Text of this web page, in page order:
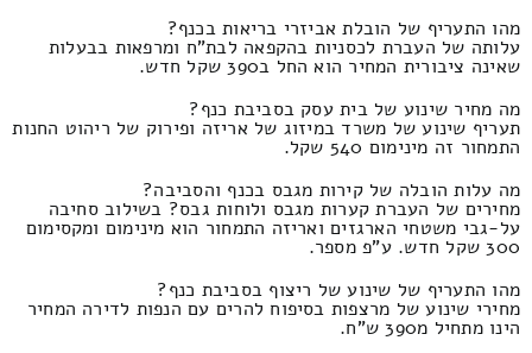
מהו התעריף של הובלת אביזרי בריאות בכנף?
עלותה של העברת לכסניות בהקפאה לבת"ח ומרפאות בבעלות
שאינה ציבורית המחיר הוא החל ב390 שקל חדש.
מה מחיר שינוע של בית עסק בסביבת כנף?
תעריף שינוע של משרד במיזוג של אריזה ופירוק של ריהוט החנות
התמחור זה מינימום 540 שקל.
מה עלות הובלה של קירות מגבס בכנף והסביבה?
מחירים של העברת קערות מגבס ולוחות גבס? בשילוב סחיבה
על-גבי משטחי הארגזים ואריזה התמחור הוא מינימום ומקסימום
300 שקל חדש. ע"פ מספר.
מהו התעריף של שינוע של ריצוף בסביבת כנף?
מחירי שינוע של מרצפות בסיפוח להרים עם הנפות לדירה המחיר
הינו מתחיל מ390 ש"ח.